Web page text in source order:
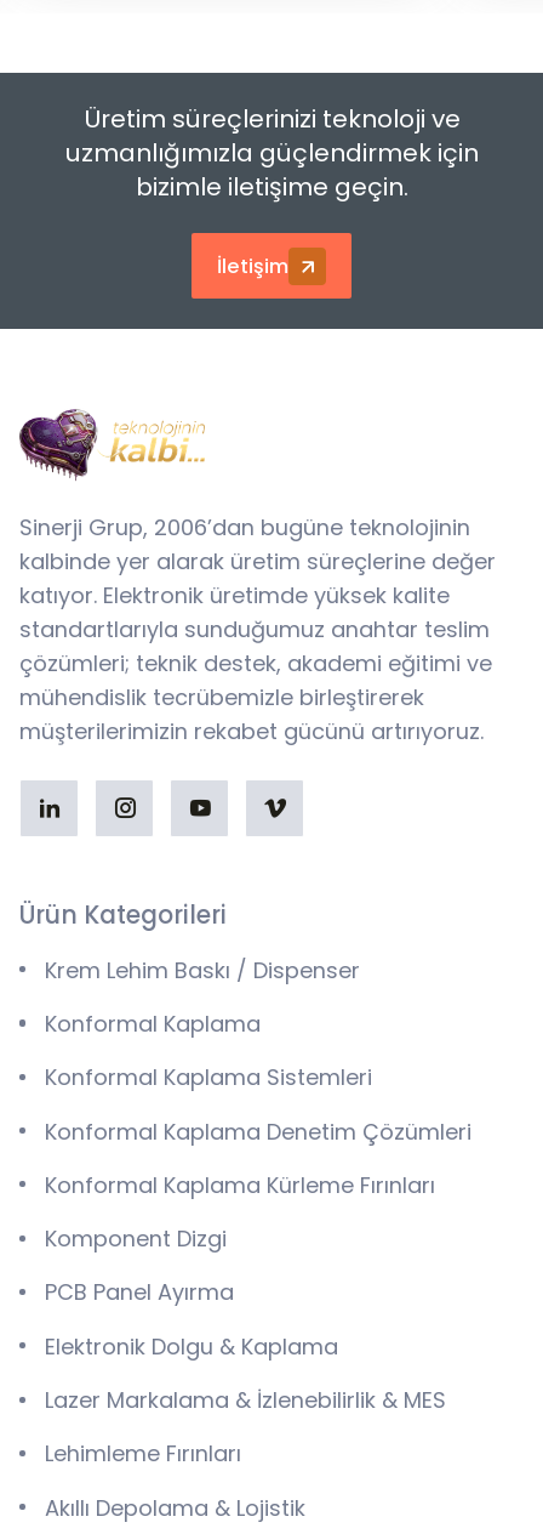
Üretim süreçlerinizi teknoloji ve
uzmanlığımızla güçlendirmek için
bizimle iletişime geçin.
İletişim
Sinerji Grup, 2006’dan bugüne teknolojinin
kalbinde yer alarak üretim süreçlerine değer
katıyor. Elektronik üretimde yüksek kalite
standartlarıyla sunduğumuz anahtar teslim
çözümleri; teknik destek, akademi eğitimi ve
mühendislik tecrübemizle birleştirerek
müşterilerimizin rekabet gücünü artırıyoruz.
Ürün Kategorileri
Krem Lehim Baskı / Dispenser
Konformal Kaplama
Konformal Kaplama Sistemleri
Konformal Kaplama Denetim Çözümleri
Konformal Kaplama Kürleme Fırınları
Komponent Dizgi
PCB Panel Ayırma
Elektronik Dolgu & Kaplama
Lazer Markalama & İzlenebilirlik & MES
Lehimleme Fırınları
Akıllı Depolama & Lojistik